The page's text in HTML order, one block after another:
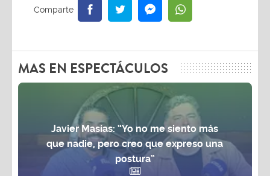
MAS EN ESPECTÁCULOS
Javier Masías: “Yo no me siento más
que nadie, pero creo que expreso una
postura”